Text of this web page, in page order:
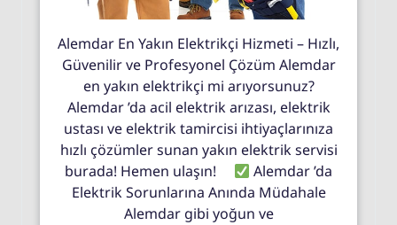
Alemdar En Yakın Elektrikçi Hizmeti – Hızlı,
Güvenilir ve Profesyonel Çözüm Alemdar
en yakın elektrikçi mi arıyorsunuz?
Alemdar ’da acil elektrik arızası, elektrik
ustası ve elektrik tamircisi ihtiyaçlarınıza
hızlı çözümler sunan yakın elektrik servisi
burada! Hemen ulaşın!
Alemdar ’da
Elektrik Sorunlarına Anında Müdahale
Alemdar gibi yoğun ve